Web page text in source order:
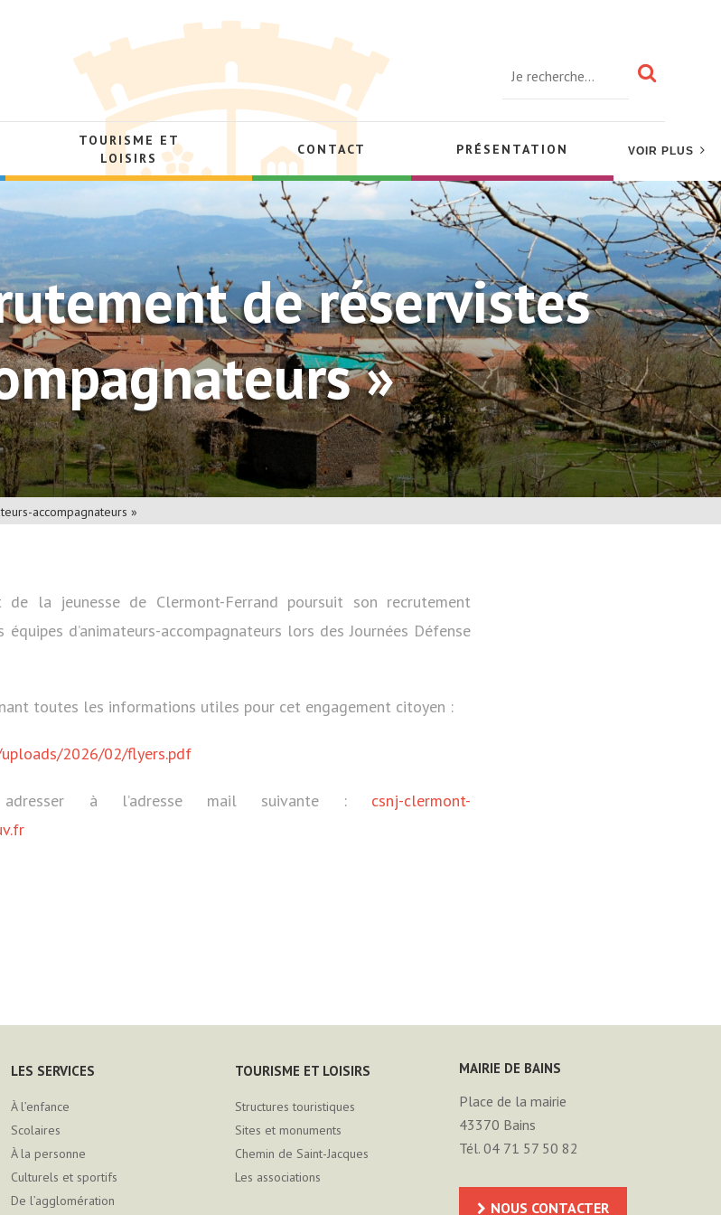
TOURISME ET
LOISIRS
CONTACT PRÉSENTATION VOIR PLUS
de réservistes
»
accompagnateurs »
la jeunesse de Clermont-Ferrand poursuit son recrutement
d’animateurs-accompagnateurs lors des Journées Défense
toutes les informations utiles pour cet engagement citoyen :
2026/02/flyers.pdf
à l’adresse mail suivante : csnj-clermont-
LES SERVICES
À l’enfance
Scolaires
À la personne
Culturels et sportifs
De l’agglomération
TOURISME ET LOISIRS
Structures touristiques
Sites et monuments
Chemin de Saint-Jacques
Les associations
MAIRIE DE BAINS
Place de la mairie
43370 Bains
Tél. 04 71 57 50 82
NOUS CONTACTER